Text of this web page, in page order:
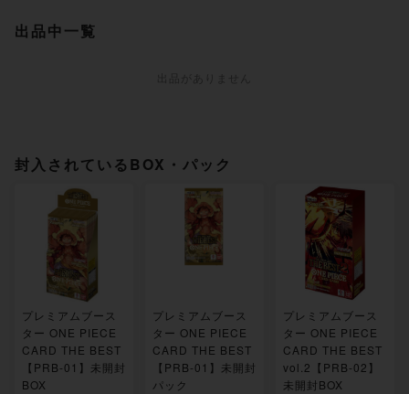
出品中一覧
封入されているBOX・パック
プレミアムブース
ター ONE PIECE
CARD THE BEST
【PRB-01】未開封
BOX
プレミアムブース
ター ONE PIECE
CARD THE BEST
【PRB-01】未開封
パック
プレミアムブース
ター ONE PIECE
CARD THE BEST
vol.2【PRB-02】
未開封BOX